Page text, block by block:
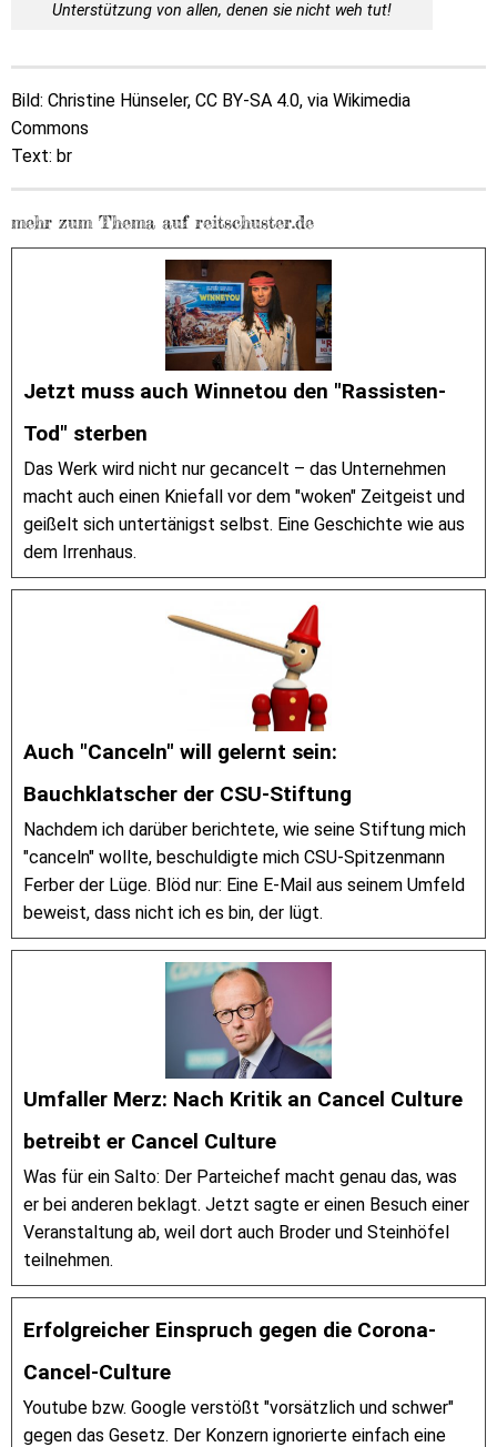
Unterstützung von allen, denen sie nicht weh tut!
Bild: Christine Hünseler, CC BY-SA 4.0, via Wikimedia
Commons
Text: br
mehr zum Thema auf reitschuster.de
Jetzt muss auch Winnetou den "Rassisten-
Tod" sterben
Das Werk wird nicht nur gecancelt – das Unternehmen
macht auch einen Kniefall vor dem "woken" Zeitgeist und
geißelt sich untertänigst selbst. Eine Geschichte wie aus
dem Irrenhaus.
Auch "Canceln" will gelernt sein:
Bauchklatscher der CSU-Stiftung
Nachdem ich darüber berichtete, wie seine Stiftung mich
"canceln" wollte, beschuldigte mich CSU-Spitzenmann
Ferber der Lüge. Blöd nur: Eine E-Mail aus seinem Umfeld
beweist, dass nicht ich es bin, der lügt.
Umfaller Merz: Nach Kritik an Cancel Culture
betreibt er Cancel Culture
Was für ein Salto: Der Parteichef macht genau das, was
er bei anderen beklagt. Jetzt sagte er einen Besuch einer
Veranstaltung ab, weil dort auch Broder und Steinhöfel
teilnehmen.
Erfolgreicher Einspruch gegen die Corona-
Cancel-Culture
Youtube bzw. Google verstößt "vorsätzlich und schwer"
gegen das Gesetz. Der Konzern ignorierte einfach eine